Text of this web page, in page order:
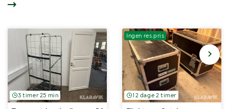
3 timer 25 min
Ingen res.pris
12 dage 2 timer